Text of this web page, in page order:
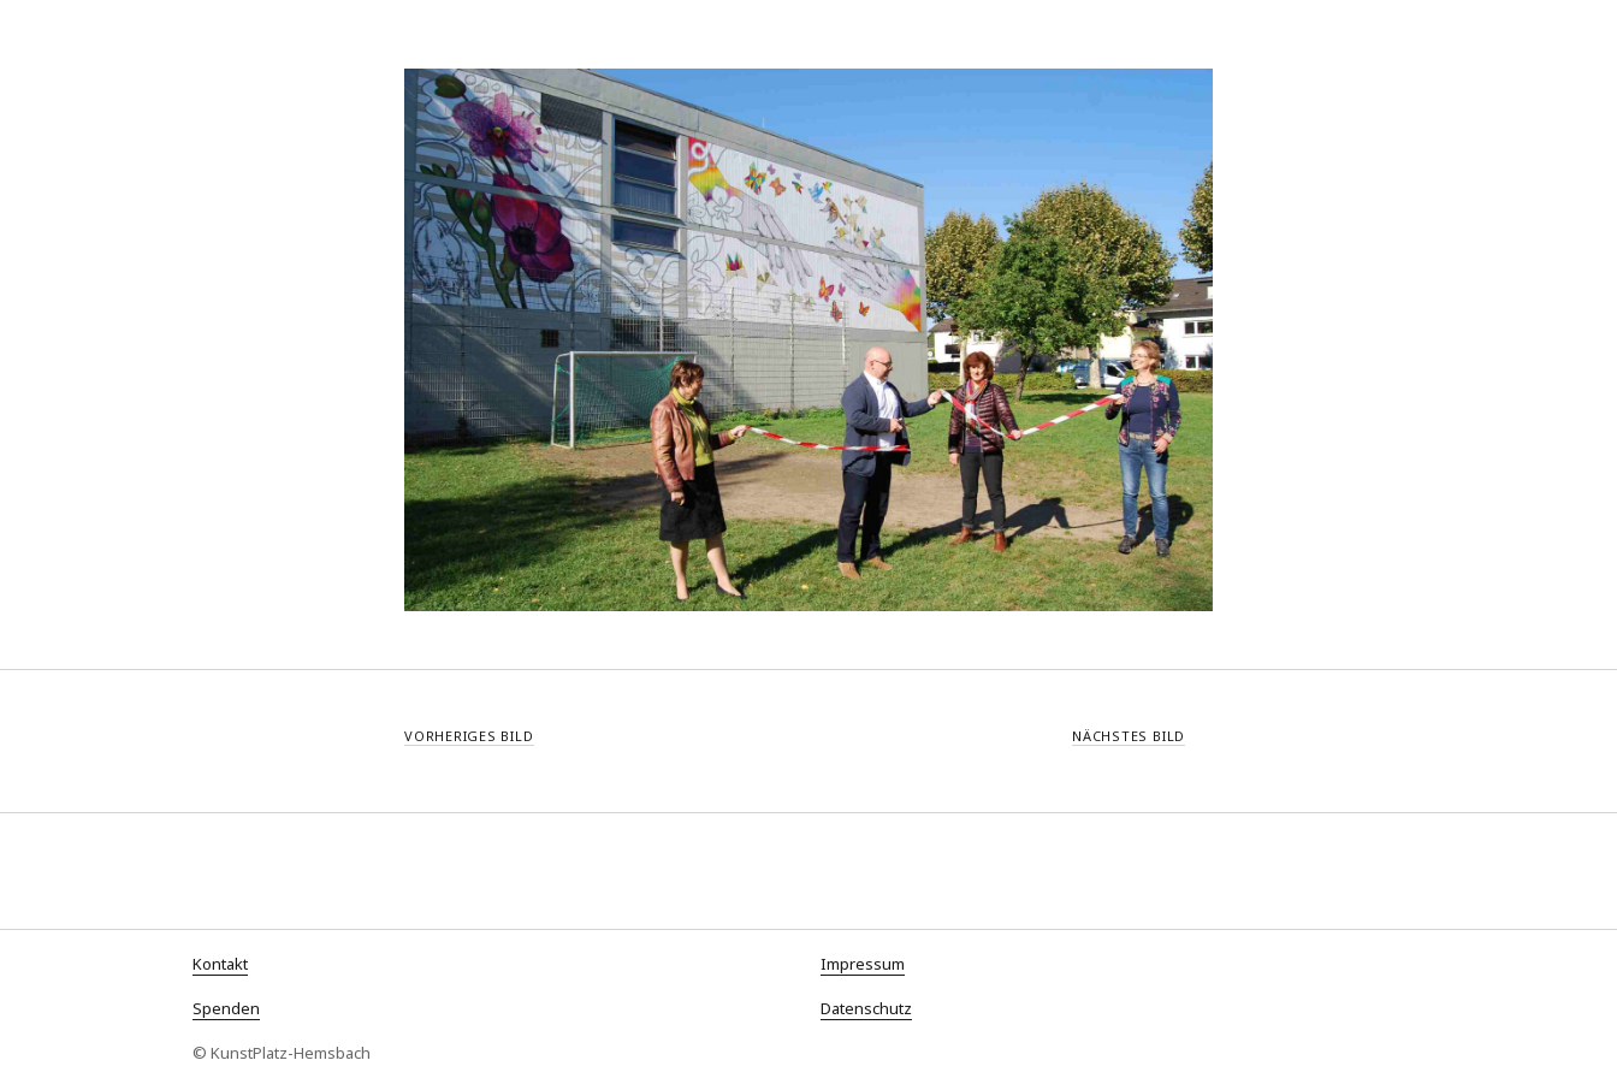
VORHERIGES BILD NÄCHSTES BILD
Kontakt Impressum
Spenden Datenschutz
© KunstPlatz-Hemsbach